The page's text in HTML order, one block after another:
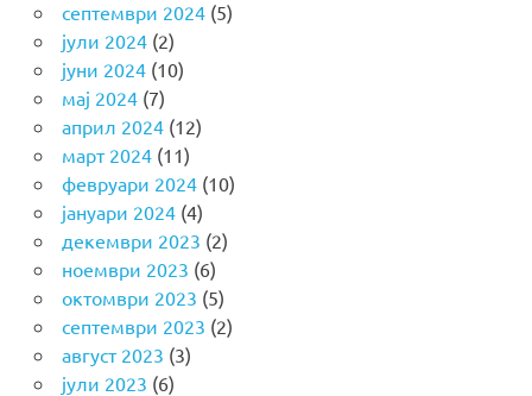
септември 2024(5)
јули 2024(2)
јуни 2024(10)
мај 2024(7)
април 2024(12)
март 2024(11)
февруари 2024(10)
јануари 2024(4)
декември 2023 (2)
ноември 2023 (6)
октомври 2023 (5)
септември 2023 (2)
август 2023 (3)
јули 2023 (6)